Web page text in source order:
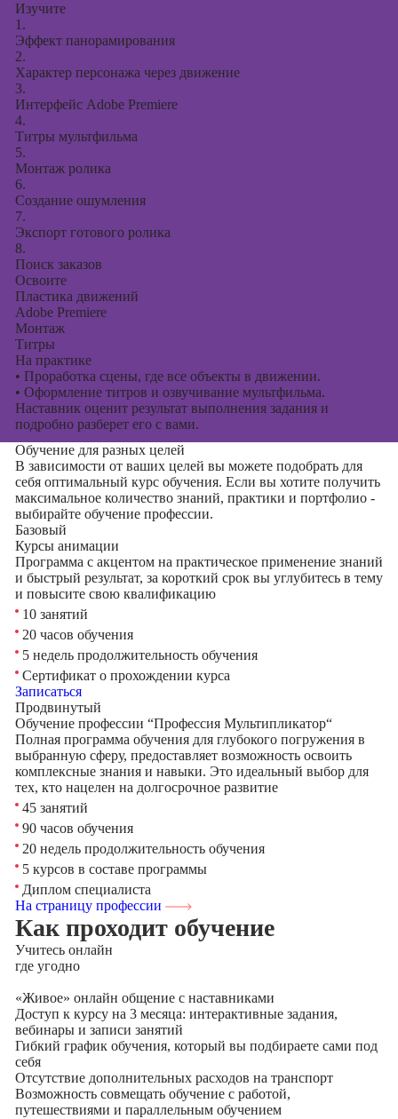
Изучите
1.
Эффект панорамирования
2.
Характер персонажа через движение
3.
Интерфейс Adobe Premiere
4.
Титры мультфильма
5.
Монтаж ролика
6.
Создание ошумления
7.
Экспорт готового ролика
8.
Поиск заказов
Освоите
Пластика движений
Adobe Premiere
Монтаж
Титры
На практике
• Проработка сцены, где все объекты в движении.
• Оформление титров и озвучивание мультфильма.
Наставник оценит результат выполнения задания и
подробно разберет его с вами.
Обучение для разных целей
В зависимости от ваших целей вы можете подобрать для
себя оптимальный курс обучения. Если вы хотите получить
максимальное количество знаний, практики и портфолио -
выбирайте обучение профессии.
Базовый
Курсы анимации
Программа с акцентом на практическое применение знаний
и быстрый результат, за короткий срок вы углубитесь в тему
и повысите свою квалификацию
10 занятий
20 часов обучения
5 недель продолжительность обучения
Сертификат о прохождении курса
Записаться
Продвинутый
Обучение профессии “Профессия Мультипликатор“
Полная программа обучения для глубокого погружения в
выбранную сферу, предоставляет возможность освоить
комплексные знания и навыки. Это идеальный выбор для
тех, кто нацелен на долгосрочное развитие
45 занятий
90 часов обучения
20 недель продолжительность обучения
5 курсов в составе программы
Диплом специалиста
На страницу профессии
Как проходит обучение
Учитесь онлайн
где угодно
«Живое» онлайн общение с наставниками
Доступ к курсу на 3 месяца: интерактивные задания,
вебинары и записи занятий
Гибкий график обучения, который вы подбираете сами под
себя
Отсутствие дополнительных расходов на транспорт
Возможность совмещать обучение с работой,
путешествиями и параллельным обучением